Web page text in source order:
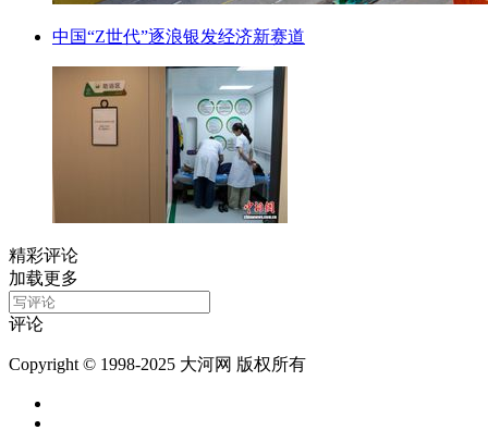
中国“Z世代”逐浪银发经济新赛道
精彩评论
加载更多
评论
Copyright © 1998-2025 大河网 版权所有